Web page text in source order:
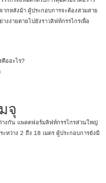
กหลังม้า ผู้ประกอบการจะต้องสวมสาย
งง่ายดายไปยังราวลิฟท์กรรไกรเพื่อ
จุ
างกัน แพลตฟอร์มลิฟท์กรรไกรส่วนใหญ่
หว่าง 2 ถึง 18 เมตร ผู้ประกอบการยังมี